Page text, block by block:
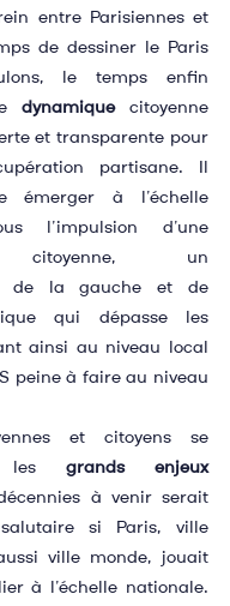
entre Parisiennes et
de dessiner le Paris
le temps enfin
dynamique citoyenne
et transparente pour
partisane. Il
émerger à l’échelle
l’impulsion d’une
citoyenne, un
de la gauche et de
qui dépasse les
ainsi au niveau local
peine à faire au niveau
et citoyens se
les grands enjeux
à venir serait
si Paris, ville
ville monde, jouait
à l’échelle nationale.